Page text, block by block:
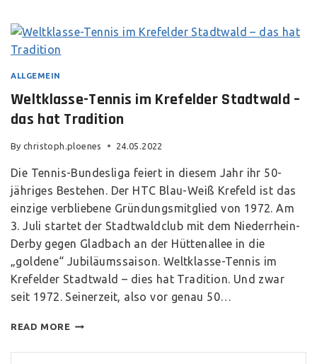
ALLGEMEIN
Weltklasse-Tennis im Krefelder Stadtwald –
das hat Tradition
By christoph.ploenes 24.05.2022
Die Tennis-Bundesliga feiert in diesem Jahr ihr 50-
jähriges Bestehen. Der HTC Blau-Weiß Krefeld ist das
einzige verbliebene Gründungsmitglied von 1972. Am
3. Juli startet der Stadtwaldclub mit dem Niederrhein-
Derby gegen Gladbach an der Hüttenallee in die
„goldene“ Jubiläumssaison. Weltklasse-Tennis im
Krefelder Stadtwald – dies hat Tradition. Und zwar
seit 1972. Seinerzeit, also vor genau 50…
READ MORE